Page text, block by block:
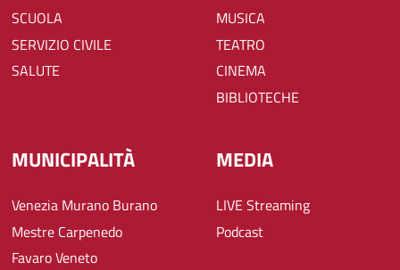
SCUOLA
SERVIZIO CIVILE
SALUTE
MUSICA
TEATRO
CINEMA
BIBLIOTECHE
MUNICIPALITÀ
Venezia Murano Burano
Mestre Carpenedo
Favaro Veneto
MEDIA
LIVE Streaming
Podcast